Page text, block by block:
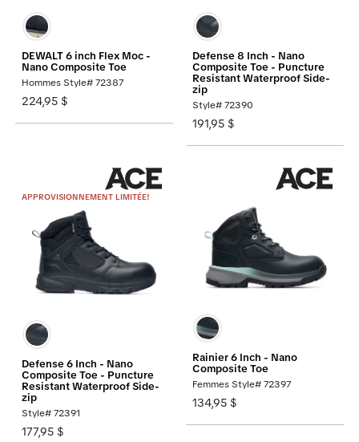
DEWALT 6 inch Flex Moc -
Nano Composite Toe
Hommes Style# 72387
224,95 $
Defense 8 Inch - Nano
Composite Toe - Puncture
Resistant Waterproof Side-
zip
Style# 72390
191,95 $
APPROVISIONNEMENT LIMITÉE!
Defense 6 Inch - Nano
Composite Toe - Puncture
Resistant Waterproof Side-
zip
Style# 72391
177,95 $
Rainier 6 Inch - Nano
Composite Toe
Femmes Style# 72397
134,95 $